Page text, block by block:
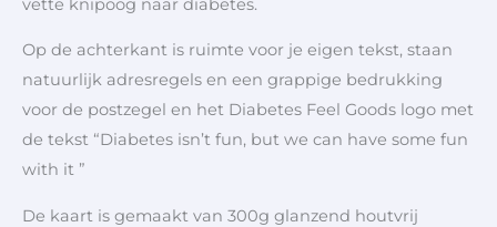
vette knipoog naar diabetes.
Op de achterkant is ruimte voor je eigen tekst, staan
natuurlijk adresregels en een grappige bedrukking
voor de postzegel en het Diabetes Feel Goods logo met
de tekst “Diabetes isn’t fun, but we can have some fun
with it ”
De kaart is gemaakt van 300g glanzend houtvrij